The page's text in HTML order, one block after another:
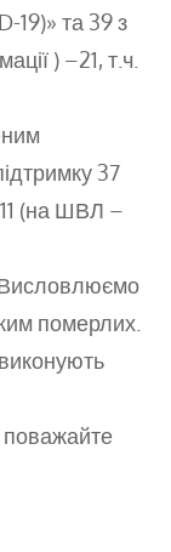
19)» та 39 з
) –21, т.ч.
37
(на ШВЛ –
померлих.
поважайте